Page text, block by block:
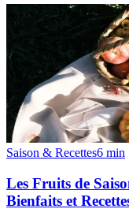
Saison & Recettes6 min
Les Fruits de
Bienfaits et